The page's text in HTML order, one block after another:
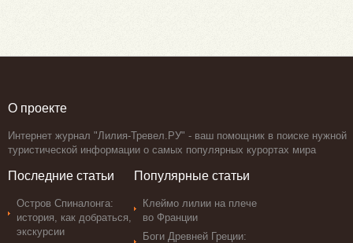
О проекте
Интернет журнал "Лилия-Тревел.РУ" - ваш помощник в поиске нужной
туристической информации о самых популярных курортах мира
Последние статьи
Остров Спиналонга:
история, как добраться,
экскурсии
Популярные статьи
Клеймо лилии на плече
во Франции
Боги Древней Греции: